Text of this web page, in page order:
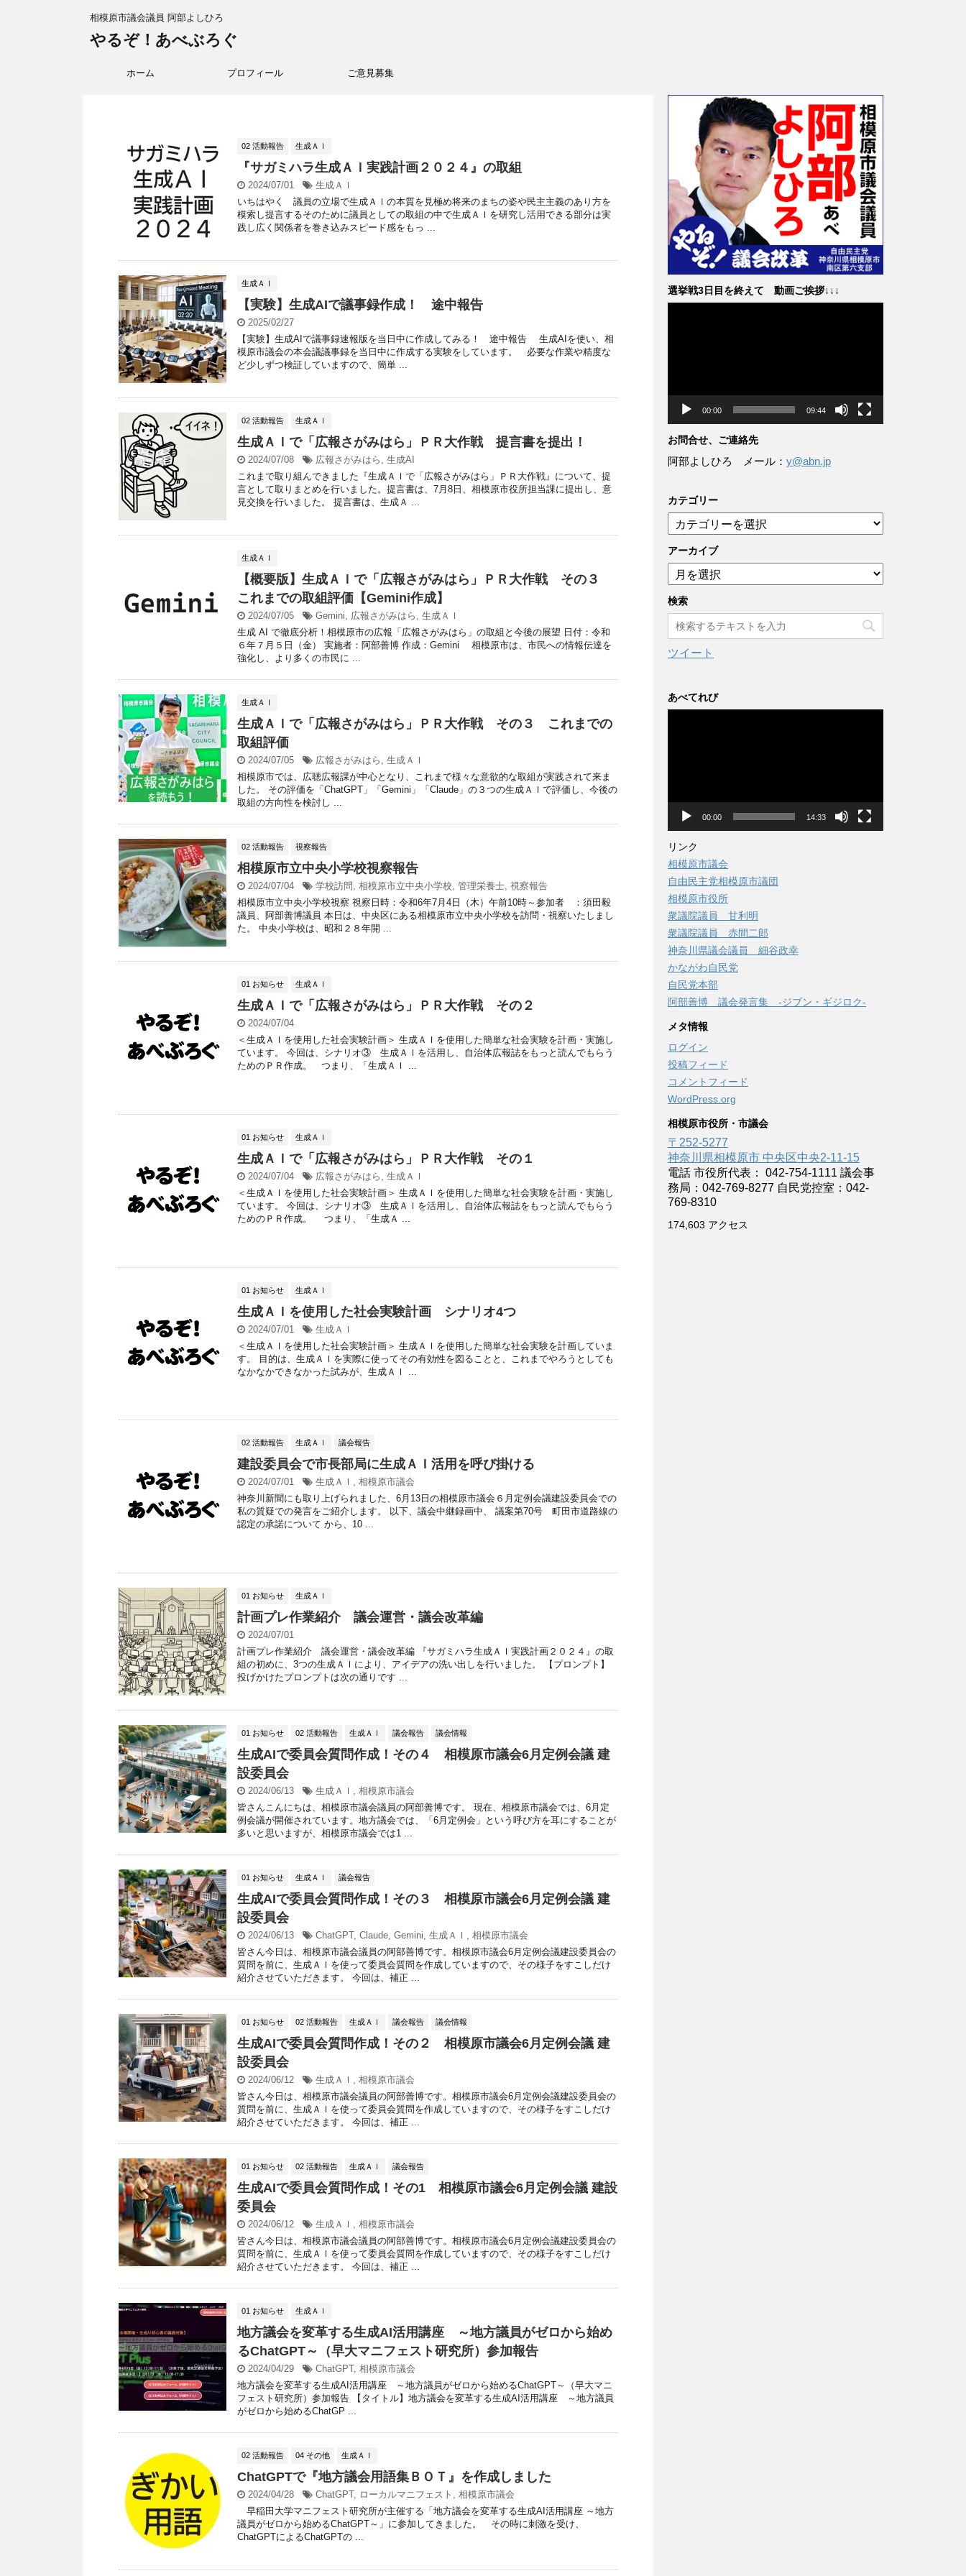
相模原市議会議員 阿部よしひろ
やるぞ！あべぶろぐ
ホーム プロフィール ご意見募集
02 活動報告 生成ＡＩ
『サガミハラ生成ＡＩ実践計画２０２４』の取組
2024/07/01
生成ＡＩ
いちはやく 議員の立場で生成ＡＩの本質を見極め将来のまちの姿や民主主義のあり方を
模索し提言するそのために議員としての取組の中で生成ＡＩを研究し活用できる部分は実
践し広く関係者を巻き込みスピード感をもっ ...
生成ＡＩ
【実験】生成AIで議事録作成！ 途中報告
2025/02/27
【実験】生成AIで議事録速報版を当日中に作成してみる！ 途中報告 生成AIを使い、相
模原市議会の本会議議事録を当日中に作成する実験をしています。 必要な作業や精度な
ど少しずつ検証していますので、簡単 ...
02 活動報告 生成ＡＩ
生成ＡＩで「広報さがみはら」ＰＲ大作戦 提言書を提出！
2024/07/08 広報さがみはら , 生成AI
これまで取り組んできました『生成ＡＩで「広報さがみはら」ＰＲ大作戦』について、提
言として取りまとめを行いました。提言書は、7月8日、相模原市役所担当課に提出し、意
見交換を行いました。 提言書は、生成Ａ ...
生成ＡＩ
【概要版】生成ＡＩで「広報さがみはら」ＰＲ大作戦 その３
これまでの取組評価【Gemini作成】
2024/07/05 Gemini, 広報さがみはら , 生成ＡＩ
生成 AI で徹底分析！相模原市の広報「広報さがみはら」の取組と今後の展望 日付：令和
６年７月５日（金） 実施者：阿部善博 作成：Gemini 相模原市は、市民への情報伝達を
強化し、より多くの市民に ...
生成ＡＩ
生成ＡＩで「広報さがみはら」ＰＲ大作戦 その３ これまでの
取組評価
2024/07/05 広報さがみはら , 生成ＡＩ
相模原市では、広聴広報課が中心となり、これまで様々な意欲的な取組が実践されて来ま
した。 その評価を「ChatGPT」「Gemini」「Claude」の３つの生成ＡＩで評価し、今後の
取組の方向性を検討し ...
02 活動報告 視察報告
相模原市立中央小学校視察報告
2024/07/04 学校訪問 , 相模原市立中央小学校, 管理栄養士, 視察報告
相模原市立中央小学校視察 視察日時：令和6年7月4日（木）午前10時～参加者 ：須田毅
議員、阿部善博議員 本日は、中央区にある相模原市立中央小学校を訪問・視察いたしまし
た。 中央小学校は、昭和２８年開 ...
01 お知らせ 生成ＡＩ
生成ＡＩで「広報さがみはら」ＰＲ大作戦 その２
2024/07/04
＜生成ＡＩを使用した社会実験計画＞ 生成ＡＩを使用した簡単な社会実験を計画・実施し
ています。 今回は、シナリオ③ 生成ＡＩを活用し、自治体広報誌をもっと読んでもらう
ためのＰＲ作成。 つまり、「生成ＡＩ ...
01 お知らせ 生成ＡＩ
生成ＡＩで「広報さがみはら」ＰＲ大作戦 その１
2024/07/04 広報さがみはら
生成ＡＩ
＜生成ＡＩを使用した社会実験計画＞ 生成ＡＩを使用した簡単な社会実験を計画・実施し
ています。 今回は、シナリオ③ 生成ＡＩを活用し、自治体広報誌をもっと読んでもらう
ためのＰＲ作成。 つまり、「生成Ａ ...
01 お知らせ 生成ＡＩ
生成ＡＩを使用した社会実験計画 シナリオ4つ
2024/07/01
生成ＡＩ
＜生成ＡＩを使用した社会実験計画＞ 生成ＡＩを使用した簡単な社会実験を計画していま
す。 目的は、生成ＡＩを実際に使ってその有効性を図ることと、これまでやろうとしても
なかなかできなかった試みが、生成ＡＩ ...
02 活動報告 生成ＡＩ 議会報告
建設委員会で市長部局に生成ＡＩ活用を呼び掛ける
2024/07/01 生成ＡＩ , 相模原市議会
神奈川新聞にも取り上げられました、6月13日の相模原市議会６月定例会議建設委員会での
私の質疑での発言をご紹介します。 以下、議会中継録画中、 議案第70号 町田市道路線の
認定の承諾について から、10 ...
01 お知らせ 生成ＡＩ
計画プレ作業紹介 議会運営・議会改革編
2024/07/01
計画プレ作業紹介 議会運営・議会改革編 『サガミハラ生成ＡＩ実践計画２０２４』の取
組の初めに、3つの生成ＡＩにより、アイデアの洗い出しを行いました。 【プロンプト】
投げかけたプロンプトは次の通りです ...
01 お知らせ 02 活動報告 生成ＡＩ 議会報告 議会情報
生成AIで委員会質問作成！その４ 相模原市議会6月定例会議 建
設委員会
2024/06/13 生成ＡＩ , 相模原市議会
皆さんこんにちは、相模原市議会議員の阿部善博です。 現在、相模原市議会では、6月定
例会議が開催されています。地方議会では、「6月定例会」という呼び方を耳にすることが
多いと思いますが、相模原市議会では1 ...
01 お知らせ 生成ＡＩ 議会報告
生成AIで委員会質問作成！その３ 相模原市議会6月定例会議 建
設委員会
2024/06/13 ChatGPT, Claude, Gemini, 生成ＡＩ , 相模原市議会
皆さん今日は、相模原市議会議員の阿部善博です。相模原市議会6月定例会議建設委員会の
質問を前に、生成ＡＩを使って委員会質問を作成していますので、その様子をすこしだけ
紹介させていただきます。 今回は、補正 ...
01 お知らせ 02 活動報告 生成ＡＩ 議会報告 議会情報
生成AIで委員会質問作成！その２ 相模原市議会6月定例会議 建
設委員会
2024/06/12 生成ＡＩ , 相模原市議会
皆さん今日は、相模原市議会議員の阿部善博です。相模原市議会6月定例会議建設委員会の
質問を前に、生成ＡＩを使って委員会質問を作成していますので、その様子をすこしだけ
紹介させていただきます。 今回は、補正 ...
01 お知らせ 02 活動報告 生成ＡＩ 議会報告
生成AIで委員会質問作成！その1 相模原市議会6月定例会議 建設
委員会
2024/06/12 生成ＡＩ , 相模原市議会
皆さん今日は、相模原市議会議員の阿部善博です。相模原市議会6月定例会議建設委員会の
質問を前に、生成ＡＩを使って委員会質問を作成していますので、その様子をすこしだけ
紹介させていただきます。 今回は、補正 ...
01 お知らせ 生成ＡＩ
地方議会を変革する生成AI活用講座 ～地方議員がゼロから始め
るChatGPT～（早大マニフェスト研究所）参加報告
2024/04/29 ChatGPT, 相模原市議会
地方議会を変革する生成AI活用講座 ～地方議員がゼロから始めるChatGPT～（早大マニ
フェスト研究所）参加報告 【タイトル】地方議会を変革する生成AI活用講座 ～地方議員
がゼロから始めるChatGP ...
02 活動報告 04 その他 生成ＡＩ
ChatGPTで『地方議会用語集ＢＯＴ』を作成しました
2024/04/28 ChatGPT, ローカルマニフェスト , 相模原市議会
早稲田大学マニフェスト研究所が主催する「地方議会を変革する生成AI活用講座 ～地方
議員がゼロから始めるChatGPT～」に参加してきました。 その時に刺激を受け、
ChatGPTによるChatGPTの ...
選挙戦3日目を終えて 動画ご挨拶↓↓↓
ー
00:00 09:44
お問合せ、ご連絡先
阿部よしひろ メール： y@abn.jp
カテゴリー
テ
ゴ
リ
ー
アーカイブ
ア
ー
カ
イ
ブ
検索
ツイート
あべてれび
ー
00:00 14:33
リンク
相模原市議会
自由民主党相模原市議団
相模原市役所
衆議院議員 甘利明
衆議院議員 赤間二郎
神奈川県議会議員 細谷政幸
かながわ自民党
自民党本部
阿部善博 議会発言集 -ジブン・ギジロク-
メタ情報
ログイン
投稿フィード
コメントフィード
WordPress.org
相模原市役所・市議会
〒252-5277
神奈川県相模原市 中央区中央2-11-15
電話 市役所代表： 042-754-1111 議会事
務局：042-769-8277 自民党控室：042-
769-8310
174,603 アクセス